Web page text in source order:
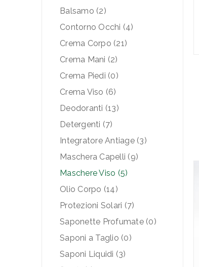
Balsamo (2)
Contorno Occhi (4)
Crema Corpo (21)
Crema Mani (2)
Crema Piedi (0)
Crema Viso (6)
Deodoranti (13)
Detergenti (7)
Integratore Antiage (3)
Maschera Capelli (9)
Maschere Viso (5)
Olio Corpo (14)
Protezioni Solari (7)
Saponette Profumate (0)
Saponi a Taglio (0)
Saponi Liquidi (3)